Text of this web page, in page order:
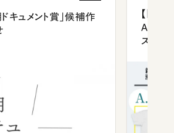
キュメント賞」候補作
【「新
ズプレ